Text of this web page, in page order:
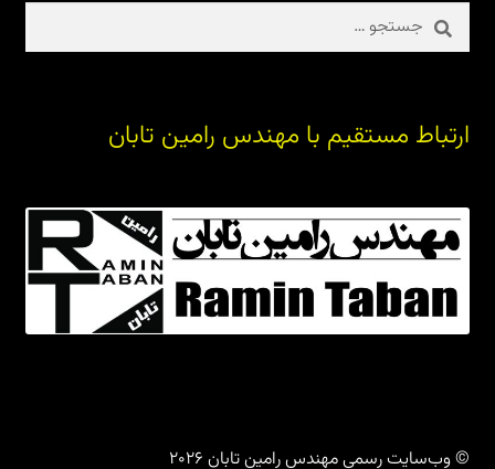
جستجو
برای:
ارتباط مستقیم با مهندس رامین تابان
© وب‌سایت رسمی مهندس رامین تابان 2026